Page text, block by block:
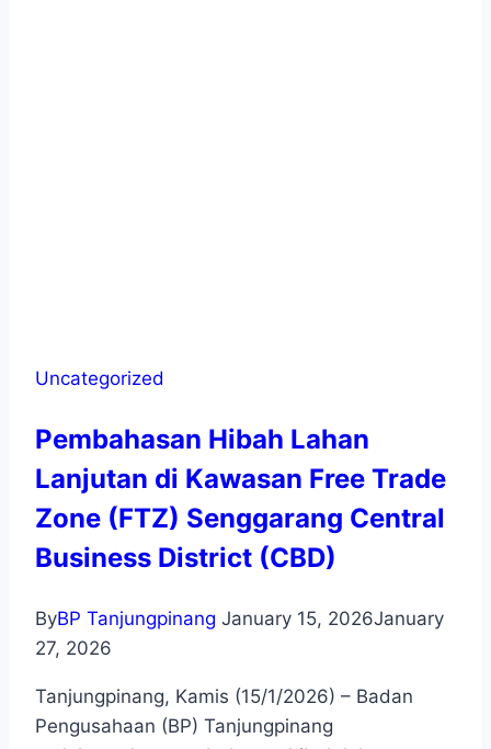
Uncategorized
Pembahasan Hibah Lahan
Lanjutan di Kawasan Free Trade
Zone (FTZ) Senggarang Central
Business District (CBD)
ByBP Tanjungpinang January 15, 2026January
27, 2026
Tanjungpinang, Kamis (15/1/2026) – Badan
Pengusahaan (BP) Tanjungpinang